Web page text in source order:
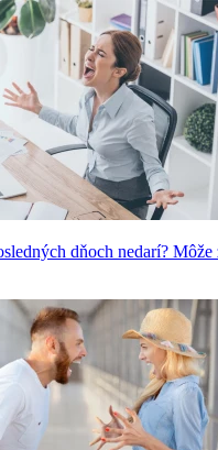
dňoch nedarí? Môže